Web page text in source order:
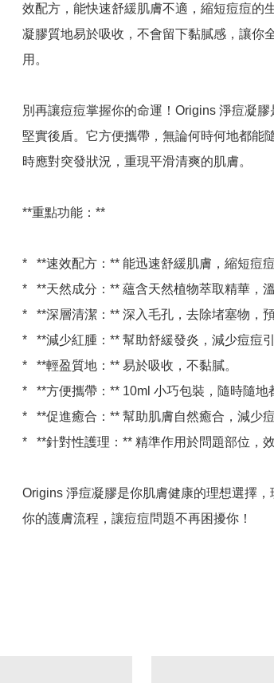
效配方，能快速舒緩肌膚不適，縮短痘痘的
凝膠質地易於吸收，不會留下黏膩感，讓你
用。
別再讓痘痘掌握你的命運！Origins 淨痘凝
堅實後盾。它方便攜帶，無論何時何地都能
時應對突發狀況，重現平滑清爽的肌膚。
**重點功能：**
*   **速效配方：** 能迅速舒緩肌膚，縮短痘
*   **天然成分：** 蘊含天然植物萃取精華，溫
*   **深層清潔：** 深入毛孔，去除堵塞物，
*   **減少紅腫：** 幫助舒緩發炎，減少痘痘
*   **輕盈質地：** 易於吸收，不黏膩。
*   **方便攜帶：** 10ml 小巧包裝，隨時隨地
*   **促進癒合：** 幫助肌膚自然癒合，減少痘
*   **針對性護理：** 精準作用於問題部位，效
Origins 淨痘凝膠是你肌膚健康的理想選擇，